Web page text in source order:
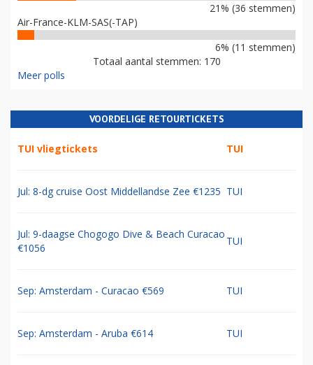
21% (36 stemmen)
Air-France-KLM-SAS(-TAP)
6% (11 stemmen)
Totaal aantal stemmen: 170
Meer polls
VOORDELIGE RETOURTICKETS
TUI vliegtickets TUI
Jul: 8-dg cruise Oost Middellandse Zee €1235 TUI
Jul: 9-daagse Chogogo Dive & Beach Curacao
€1056
TUI
Sep: Amsterdam - Curacao €569 TUI
Sep: Amsterdam - Aruba €614 TUI